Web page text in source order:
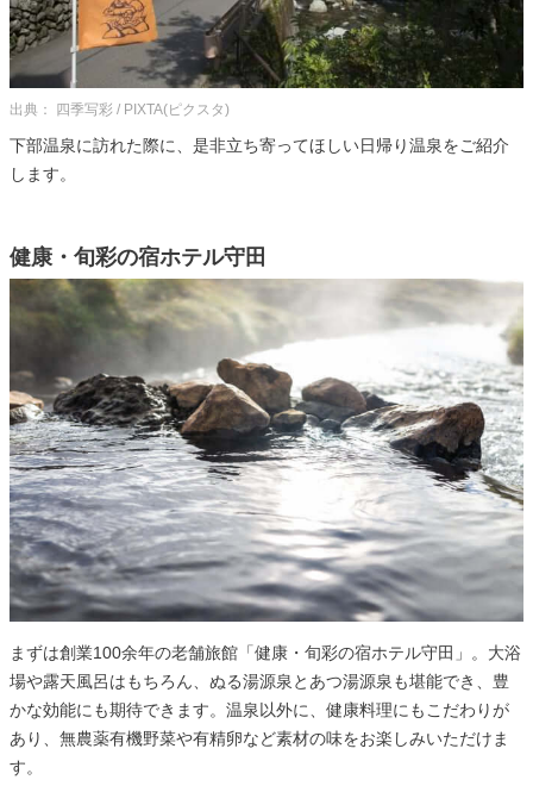
出典： 四季写彩 / PIXTA(ピクスタ)
下部温泉に訪れた際に、是非立ち寄ってほしい日帰り温泉をご紹介
します。
健康・旬彩の宿ホテル守田
まずは創業100余年の老舗旅館「健康・旬彩の宿ホテル守田」。大浴
場や露天風呂はもちろん、ぬる湯源泉とあつ湯源泉も堪能でき、豊
かな効能にも期待できます。温泉以外に、健康料理にもこだわりが
あり、無農薬有機野菜や有精卵など素材の味をお楽しみいただけま
す。